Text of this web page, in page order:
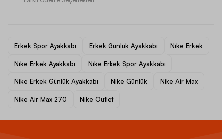
Erkek Spor Ayakkabı Erkek Günlük Ayakkabı Nike Erkek
Nike Erkek Ayakkabı Nike Erkek Spor Ayakkabı
Nike Erkek Günlük Ayakkabı Nike Günlük Nike Air Max
Nike Air Max 270 Nike Outlet